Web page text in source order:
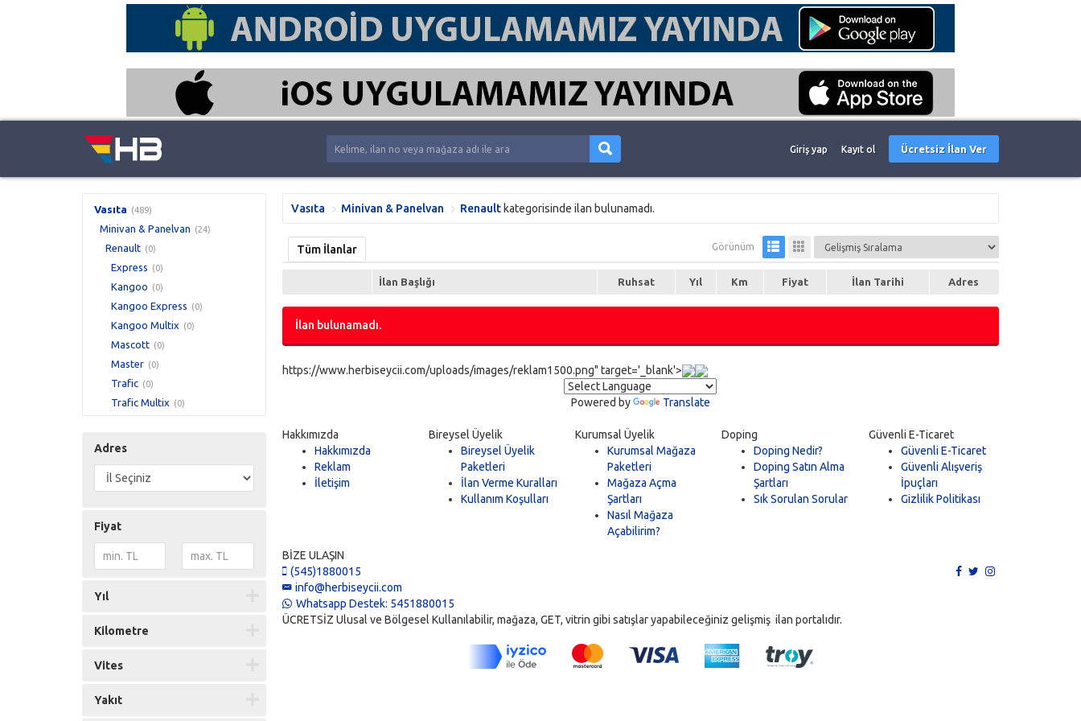
Giriş yap Kayıt ol Ücretsiz İlan Ver
Vasıta (489)
Minivan & Panelvan (24)
Renault (0)
Express (0)
Kangoo (0)
Kangoo Express (0)
Kangoo Multix (0)
Mascott (0)
Master (0)
Trafic (0)
Trafic Multix (0)
Adres
Fiyat
Yıl
Kilometre
Vites
Yakıt
Vasıta Minivan & Panelvan Renault kategorisinde ilan bulunamadı.
Tüm İlanlar Görünüm
İlan Başlığı Ruhsat Yıl Km Fiyat İlan Tarihi Adres
İlan bulunamadı.
https://www.herbiseycii.com/uploads/images/reklam1500.png" target='_blank'>
Powered by Translate
Hakkımızda
Hakkımızda
Reklam
İletişim
Bireysel Üyelik
Bireysel Üyelik
Paketleri
İlan Verme Kuralları
Kullanım Koşulları
Kurumsal Üyelik
Kurumsal Mağaza
Paketleri
Mağaza Açma
Şartları
Nasıl Mağaza
Açabilirim?
Doping
Doping Nedir?
Doping Satın Alma
Şartları
Sık Sorulan Sorular
Güvenli E-Ticaret
Güvenli E-Ticaret
Güvenli Alışveriş
İpuçları
Gizlilik Politikası
BİZE ULAŞIN
(545)1880015
info@herbiseycii.com
Whatsapp Destek: 5451880015
ÜCRETSİZ Ulusal ve Bölgesel Kullanılabilir, mağaza, GET, vitrin gibi satışlar yapabileceğiniz gelişmiş ilan portalıdır.